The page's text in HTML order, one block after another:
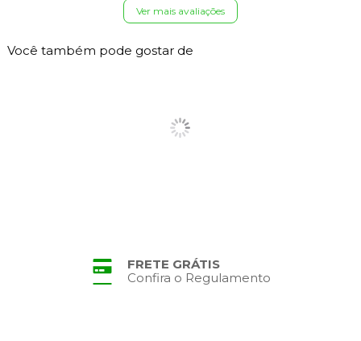
Ver mais avaliações
Você também pode gostar de
FRETE GRÁTIS
Confira o Regulamento